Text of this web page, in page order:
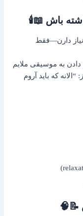
باش 📖🕯️
دارن—فقط
به موسیقی ملایم
که باید آروم
📝🧠